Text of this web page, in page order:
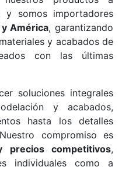
y somos importadores
América, garantizando
y acabados de
con las últimas
soluciones integrales
y acabados,
hasta los detalles
compromiso es
precios competitivos,
individuales como a